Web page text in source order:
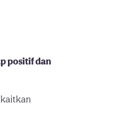
positif dan